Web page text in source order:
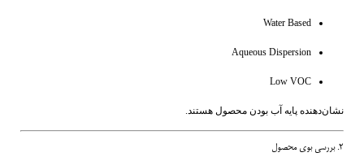
Water Based
Aqueous Dispersion
Low VOC
نشان‌دهنده پایه آب بودن محصول هستند.